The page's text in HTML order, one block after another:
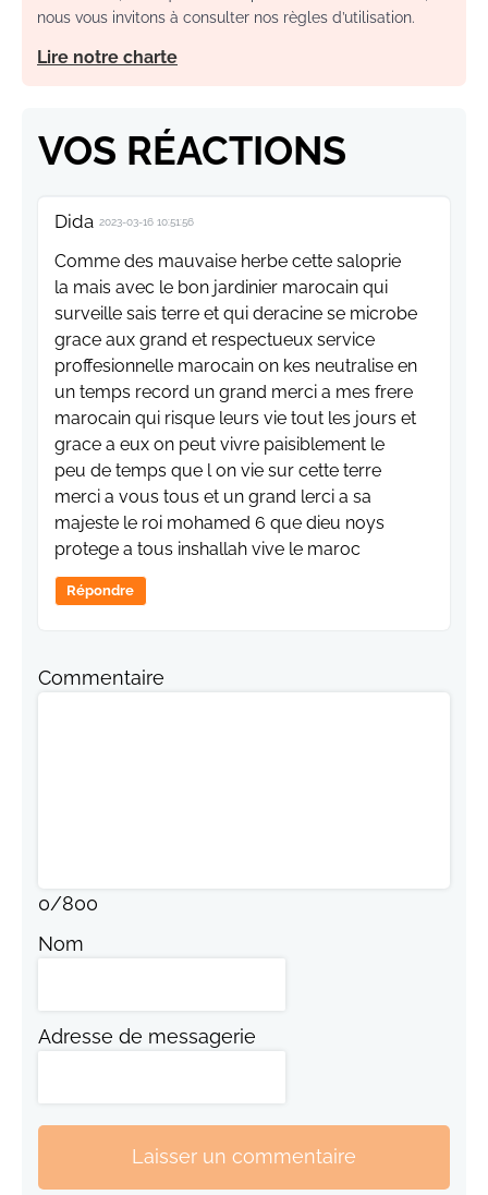
nous vous invitons à consulter nos règles d’utilisation.
Lire notre charte
VOS RÉACTIONS
Dida 2023-03-16 10:51:56
Comme des mauvaise herbe cette saloprie
la mais avec le bon jardinier marocain qui
surveille sais terre et qui deracine se microbe
grace aux grand et respectueux service
proffesionnelle marocain on kes neutralise en
un temps record un grand merci a mes frere
marocain qui risque leurs vie tout les jours et
grace a eux on peut vivre paisiblement le
peu de temps que l on vie sur cette terre
merci a vous tous et un grand lerci a sa
majeste le roi mohamed 6 que dieu noys
protege a tous inshallah vive le maroc
Répondre
Commentaire
0/800
Nom
Adresse de messagerie
Laisser un commentaire